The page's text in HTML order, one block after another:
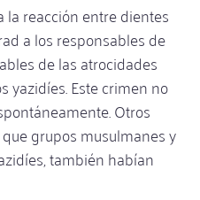
reacción entre dientes
a los responsables de
de las atrocidades
yazidíes. Este crimen no
Otros
grupos musulmanes y
también habían